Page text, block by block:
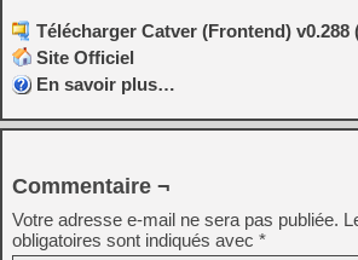
Télécharger Catver (Frontend) v0.288
Site Officiel
En savoir plus…
Commentaire ¬
Votre adresse e-mail ne sera pas publiée.
obligatoires sont indiqués avec *